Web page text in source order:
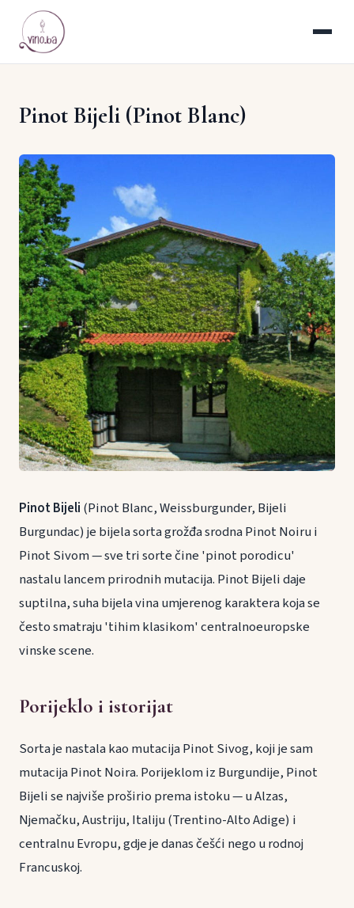
Pinot Bijeli (Pinot Blanc)
Pinot Bijeli (Pinot Blanc, Weissburgunder, Bijeli
Burgundac) je bijela sorta grožđa srodna Pinot Noiru i
Pinot Sivom — sve tri sorte čine 'pinot porodicu'
nastalu lancem prirodnih mutacija. Pinot Bijeli daje
suptilna, suha bijela vina umjerenog karaktera koja se
često smatraju 'tihim klasikom' centralnoeuropske
vinske scene.
Porijeklo i istorijat
Sorta je nastala kao mutacija Pinot Sivog, koji je sam
mutacija Pinot Noira. Porijeklom iz Burgundije, Pinot
Bijeli se najviše proširio prema istoku — u Alzas,
Njemačku, Austriju, Italiju (Trentino-Alto Adige) i
centralnu Evropu, gdje je danas češći nego u rodnoj
Francuskoj.